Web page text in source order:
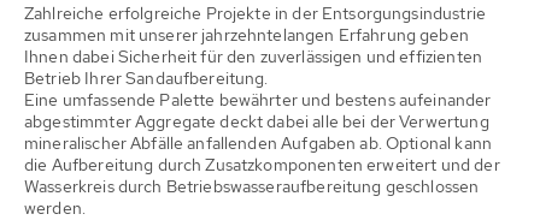
Zahlreiche erfolgreiche Projekte in der Entsorgungsindustrie
zusammen mit unserer jahrzehntelangen Erfahrung geben
Ihnen dabei Sicherheit für den zuverlässigen und effizienten
Betrieb Ihrer Sandaufbereitung.
Eine umfassende Palette bewährter und bestens aufeinander
abgestimmter Aggregate deckt dabei alle bei der Verwertung
mineralischer Abfälle anfallenden Aufgaben ab. Optional kann
die Aufbereitung durch Zusatzkomponenten erweitert und der
Wasserkreis durch Betriebswasseraufbereitung geschlossen
werden.